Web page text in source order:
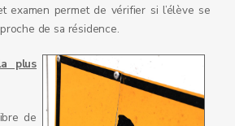
examen permet de vérifier si l’élève se
de sa résidence.
plus
de